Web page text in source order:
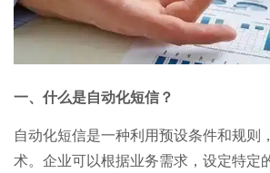
一、什么是自动化短信？
自动化短信是一种利用预设条件和规则
术。企业可以根据业务需求，设定特定